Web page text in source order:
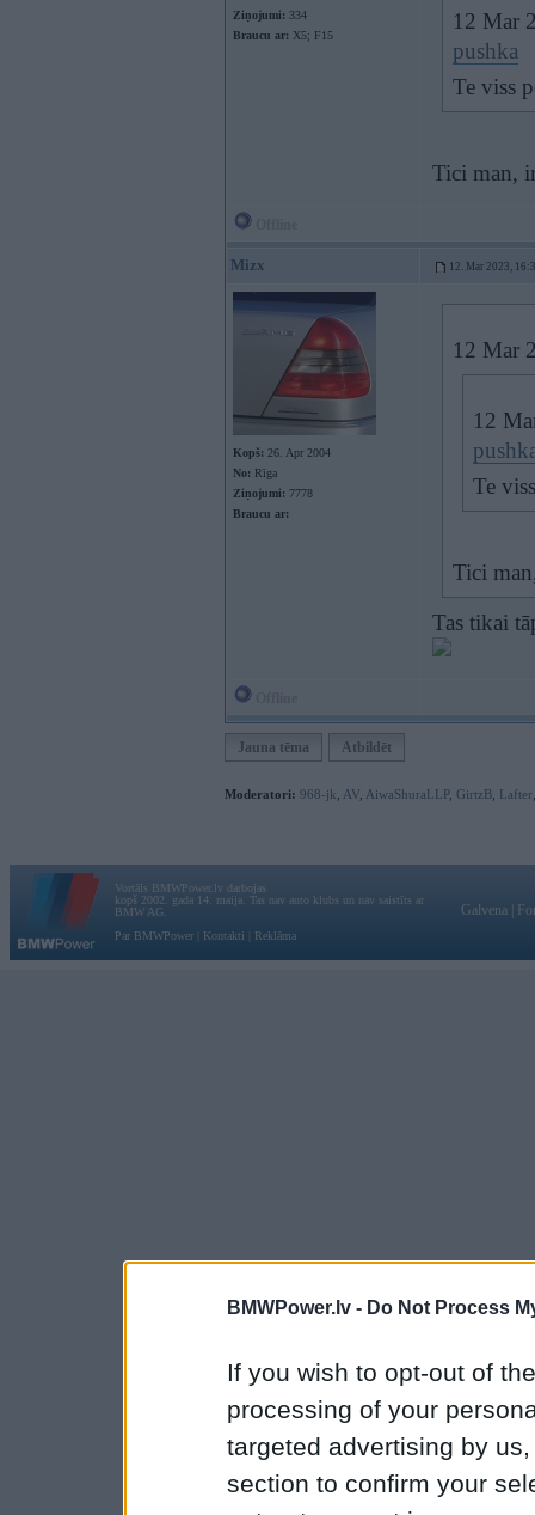
BMWPower.lv - Do Not Process
If you wish to opt-out of
processing of your
targeted advertising by
section to confirm your
Ziņojumi: 334
Braucu ar: X5; F15
12 Mar
pushka
Te viss
Tici man,
Mizx 12. Mar 2023,
Kopš: 26. Apr 2004
No: Rīga
Ziņojumi: 7778
Braucu ar:
12 Mar
12
Te
Tici
Tas tikai
Jauna tēma Atbildēt
Moderatori: 968-jk AV AiwaShuraLLP, GirtzB Lafter
Vortāls BMWPower.lv darbojas
kopš 2002. gada 14. maija. Tas nav auto klubs un nav saistīts ar
BMW AG.
Par BMWPower
Kontakti Reklāma
Galvena